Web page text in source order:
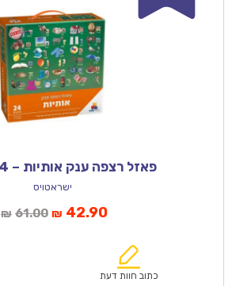
פאזל רצפה ענק אותיות – 24 חלקים
ישראטויס
₪ 61.00המחיר
₪61.00.
₪ 42.90המחיר
הוא:
כתוב חוות דעת